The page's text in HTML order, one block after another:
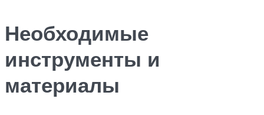
Необходимые
инструменты и
материалы